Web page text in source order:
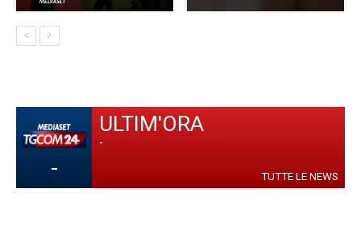
-
ULTIM'ORA
-
TUTTE LE NEWS